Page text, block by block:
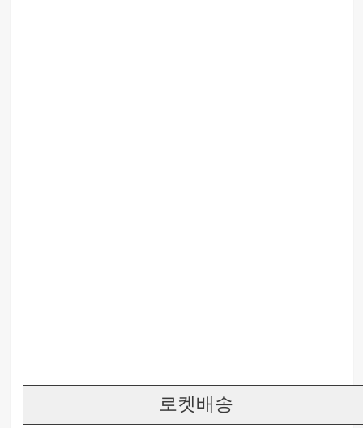
로켓배송